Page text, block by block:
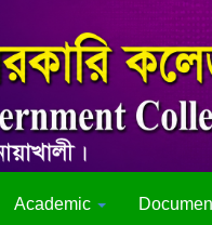
Academic